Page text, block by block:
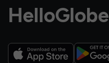
HelloGlobe